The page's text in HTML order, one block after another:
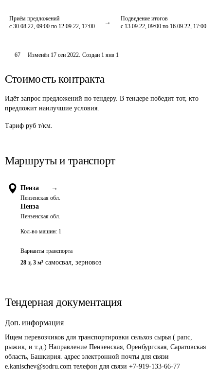
Приём предложений
с 30.08.22, 09:00 по 12.09.22, 17:00
Подведение итогов
с 13.09.22, 09:00 по 16.09.22, 17:00
67 Изменён 17 сен 2022. Создан 1 янв 1
Стоимость контракта
Идёт запрос предложений по тендеру. В тендере победит тот, кто
предложит наилучшие условия.
Тариф руб т/км.
Маршруты и транспорт
Пенза →
Пензенская обл.
Пенза
Пензенская обл.
Кол-во машин: 1
Варианты транспорта
28 т, 3 м³ самосвал, зерновоз
Тендерная документация
Доп. информация
Ищем перевозчиков для транспортировки сельхоз сырья ( рапс,
рыжик, и т.д.) Направление Пензенская, Оренбургская, Саратовская
область, Башкирия. адрес электронной почты для связи
e.kanischev@sodru.com телефон для связи +7-919-133-66-77